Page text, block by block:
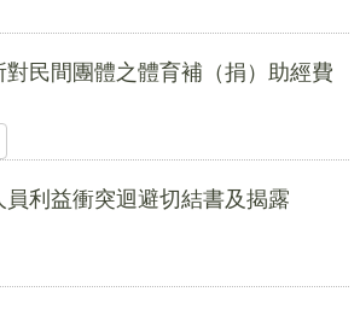
民間團體之體育補（捐）助經費
利益衝突迴避切結書及揭露